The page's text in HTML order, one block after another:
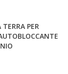
PER